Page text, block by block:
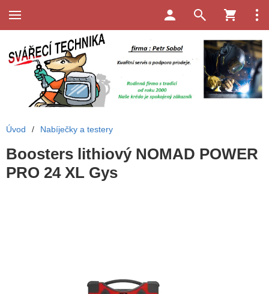
Úvod / Nabíječky a testery
Boosters lithiový NOMAD POWER
PRO 24 XL Gys